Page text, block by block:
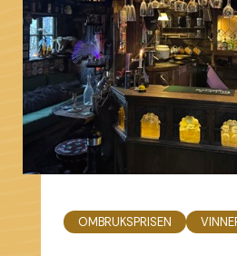
OMBRUKSPRISEN